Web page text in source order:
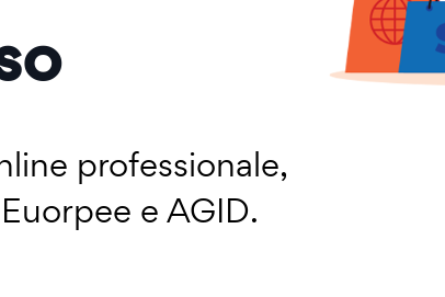
professionale,
e AGID.